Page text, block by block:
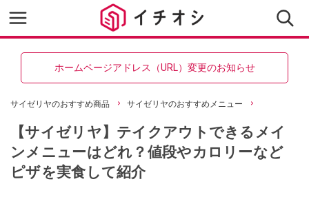
ホームページアドレス（URL）変更のお知らせ
サイゼリヤのおすすめ商品 サイゼリヤのおすすめメニュー
【サイゼリヤ】テイクアウトできるメイ
ンメニューはどれ？値段やカロリーなど
ピザを実食して紹介